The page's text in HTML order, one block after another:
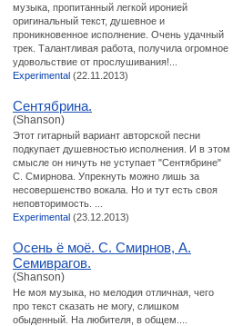
музыка, пропитанный легкой иронией
оригинальный текст, душевное и
проникновенное исполнение. Очень удачный
трек. Талантливая работа, получила огромное
удовольствие от прослушивания!...
Experimental (22.11.2013)
Cентябрина.
(Shanson)
Этот гитарный вариант авторской песни
подкупает душевностью исполнения. И в этом
смысле он ничуть не уступает "Сентябрине"
С. Смирнова. Упрекнуть можно лишь за
несовершенство вокала. Но и тут есть своя
неповторимость. ...
Experimental (23.12.2013)
Осень ё моё. С. Смирнов, А.
Семиврагов.
(Shanson)
Не моя музыка, но мелодия отличная, чего
про текст сказать не могу, слишком
обыденный. На любителя, в общем....